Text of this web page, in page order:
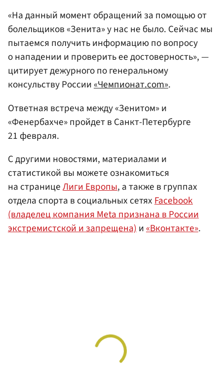
«На данный момент обращений за помощью от
болельщиков «Зенита» у нас не было. Сейчас мы
пытаемся получить информацию по вопросу
о нападении и проверить ее достоверность», —
цитирует дежурного по генеральному
консульству России«Чемпионат.com».
Ответная встреча между «Зенитом» и
«Фенербахче» пройдет в Санкт-Петербурге
21 февраля.
С другими новостями, материалами и
статистикой вы можете ознакомиться
на страницеЛиги Европы, а также в группах
отдела спорта в социальных сетяхFacebook
(владелец компания Meta признана в России
экстремистской и запрещена)и«Вконтакте».